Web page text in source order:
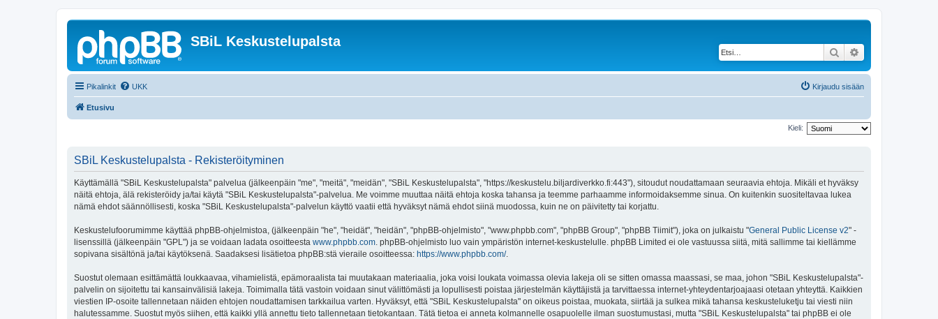
SBiL Keskustelupalsta
Etsi
Pikalinkit UKK Kirjaudu sisään
Etusivu
Kieli:
SBiL Keskustelupalsta - Rekisteröityminen
Käyttämällä "SBiL Keskustelupalsta" palvelua (jälkeenpäin "me", "meitä", "meidän", "SBiL Keskustelupalsta", "https://keskustelu.biljardiverkko.fi:443"), sitoudut noudattamaan seuraavia ehtoja. Mikäli et hyväksy
näitä ehtoja, älä rekisteröidy ja/tai käytä "SBiL Keskustelupalsta"-palvelua. Me voimme muuttaa näitä ehtoja koska tahansa ja teemme parhaamme informoidaksemme sinua. On kuitenkin suositeltavaa lukea
nämä ehdot säännöllisesti, koska "SBiL Keskustelupalsta"-palvelun käyttö vaatii että hyväksyt nämä ehdot siinä muodossa, kuin ne on päivitetty tai korjattu.
Keskustelufoorumimme käyttää phpBB-ohjelmistoa, (jälkeenpäin "he", "heidät", "heidän", "phpBB-ohjelmisto", "www.phpbb.com", "phpBB Group", "phpBB Tiimit"), joka on julkaistu "General Public License v2" -
lisenssillä (jälkeenpäin "GPL") ja se voidaan ladata osoitteesta www.phpbb.com . phpBB-ohjelmisto luo vain ympäristön internet-keskustelulle. phpBB Limited ei ole vastuussa siitä, mitä sallimme tai kiellämme
sopivana sisältönä ja/tai käytöksenä. Saadaksesi lisätietoa phpBB:stä vieraile osoitteessa: https://www.phpbb.com/.
Suostut olemaan esittämättä loukkaavaa, vihamielistä, epämoraalista tai muutakaan materiaalia, joka voisi loukata voimassa olevia lakeja oli se sitten omassa maassasi, se maa, johon "SBiL Keskustelupalsta"-
palvelin on sijoitettu tai kansainvälisiä lakeja. Toimimalla tätä vastoin voidaan sinut välittömästi ja lopullisesti poistaa järjestelmän käyttäjistä ja tarvittaessa internet-yhteydentarjoajaasi otetaan yhteyttä. Kaikkien
viestien IP-osoite tallennetaan näiden ehtojen noudattamisen tarkkailua varten. Hyväksyt, että "SBiL Keskustelupalsta" on oikeus poistaa, muokata, siirtää ja sulkea mikä tahansa keskusteluketju tai viesti niin
halutessamme. Suostut myös siihen, että kaikki yllä annettu tieto tallennetaan tietokantaan. Tätä tietoa ei anneta kolmannelle osapuolelle ilman suostumustasi, mutta "SBiL Keskustelupalsta" tai phpBB ei ole